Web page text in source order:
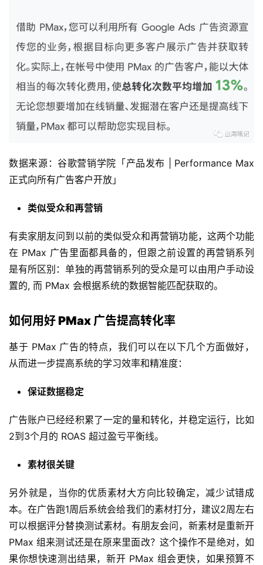
数据来源：谷歌营销学院「产品发布 | Performance Max
正式向所有广告客户开放」
类似受众和再营销
有卖家朋友问到以前的类似受众和再营销功能，这两个功能
在 PMax 广告里面都具备的，但跟之前设置的再营销系列
是有所区别：单独的再营销系列的受众是可以由用户手动设
置的, 而 PMax 会根据系统的数据智能匹配获取的。
如何用好 PMax 广告提高转化率
基于 PMax 广告的特点，我们可以在以下几个方面做好，
从而进一步提高系统的学习效率和精准度：
保证数据稳定
广告账户已经经积累了一定的量和转化，并稳定运行，比如
2到3个月的 ROAS 超过盈亏平衡线。
素材很关键
另外就是，当你的优质素材大方向比较确定，减少试错成
本。在广告跑1周后系统会给我们的素材打分，建议2周左右
可以根据评分替换测试素材。有朋友会问，新素材是重新开
PMax 组来测试还是在原来里面改？这个操作不是绝对，如
果你想快速测出结果，新开 PMax 组会更快，如果预算不